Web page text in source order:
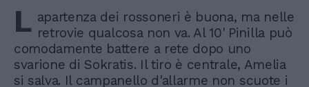
L apartenza dei rossoneri è buona, ma nelle
retrovie qualcosa non va. Al 10' Pinilla può
comodamente battere a rete dopo uno
svarione di Sokratis. Il tiro è centrale, Amelia
si salva. Il campanello d'allarme non scuote i